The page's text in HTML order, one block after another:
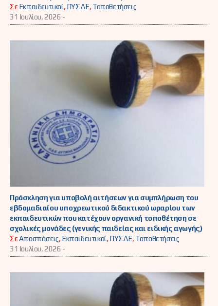
ΣεΕκπαιδευτικοί, ΠΥΣΔΕ, Τοποθετήσεις
31 Ιουλίου, 2026 -
Πρόσκληση για υποβολή αιτήσεων για συμπλήρωση του
εβδομαδιαίου υποχρεωτικού διδακτικού ωραρίου των
εκπαιδευτικών που κατέχουν οργανική τοποθέτηση σε
σχολικές μονάδες (γενικής παιδείας και ειδικής αγωγής)
ΣεΑποσπάσεις, Εκπαιδευτικοί, ΠΥΣΔΕ, Τοποθετήσεις
31 Ιουλίου, 2026 -